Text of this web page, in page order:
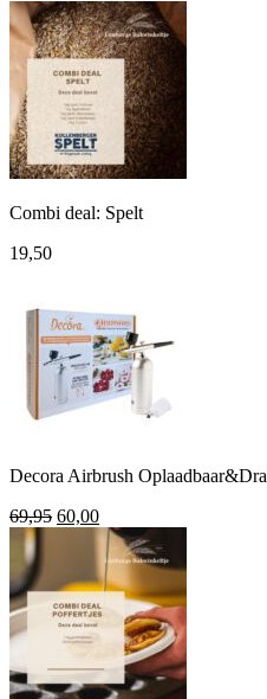
prijs
was:
195,00.
prijs
is:
155,00.
Combi deal: Spelt
19,50
Decora Airbrush
69,95 Oorspronkelijke
69,95.
60,00Huidige
prijs
is:
60,00.